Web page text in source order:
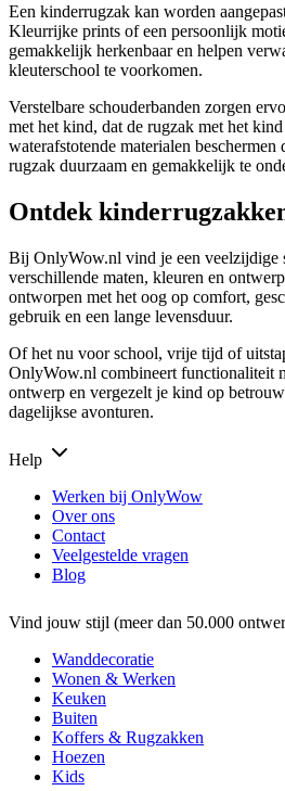
Een kinderrugzak kan worden
Kleurrijke prints of een persoonlijk
gemakkelijk herkenbaar en helpen
kleuterschool te voorkomen.
Verstelbare schouderbanden zorgen
met het kind, dat de rugzak met het
waterafstotende materialen beschermen
rugzak duurzaam en gemakkelijk te
Ontdek
Bij OnlyWow.nl vind je een veelzijdige
verschillende maten, kleuren en
ontworpen met het oog op comfort,
gebruik en een lange levensduur.
Of het nu voor school, vrije tijd of
OnlyWow.nl combineert functionaliteit
ontwerp en vergezelt je kind op
dagelijkse avonturen.
Help
Werken bij OnlyWow
Over ons
Contact
Veelgestelde vragen
Blog
Vind jouw stijl (meer dan 50.000
Wanddecoratie
Wonen & Werken
Keuken
Buiten
Koffers & Rugzakken
Hoezen
Kids